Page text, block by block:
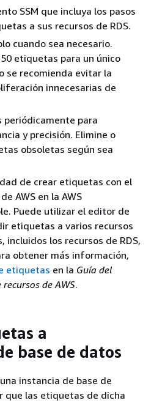
SSM que incluya los pasos
a sus recursos de RDS.
cuando sea necesario.
etiquetas para un único
se recomienda evitar la
innecesarias de
periódicamente para
y precisión. Elimine o
obsoletas según sea
de crear etiquetas con el
AWS en la AWS
Puede utilizar el editor de
etiquetas a varios recursos
incluidos los recursos de RDS,
obtener más información,
etiquetas en la Guía del
de AWS.
a
base de datos
instancia de base de
que las etiquetas de dicha